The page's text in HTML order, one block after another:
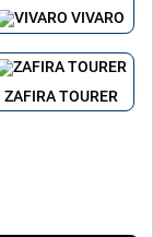
VIVARO
ZAFIRA TOURER